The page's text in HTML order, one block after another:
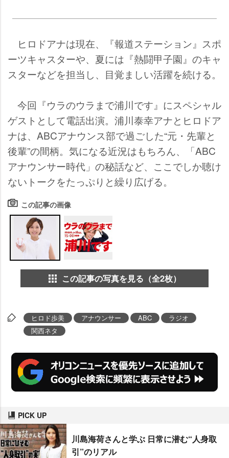
ヒロドアナは現在、『報道ステーション』スポ
ーツキャスターや、夏には『熱闘甲子園』のキャ
スターなどを担当し、目覚ましい活躍を続ける。
今回『ウラのウラまで浦川です』にスペシャル
ゲストとして電話出演。浦川泰幸アナとヒロドア
ナは、ABCアナウンス部で過ごした“元・先輩と
後輩”の間柄。気になる近況はもちろん、「ABC
アナウンサー時代」の秘話など、ここでしか聴け
ないトークをたっぷりと繰り広げる。
この記事の画像
この記事の写真を見る（全2枚）
ヒロド歩美 アナウンサー ABC
ラジオ
関西ネタ
PICK UP
川島海荷さんと学ぶ 日常に潜む“人身取
引”のリアル